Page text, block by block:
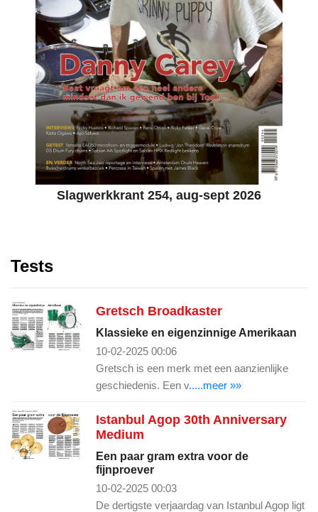
Slagwerkkrant 254, aug-sept 2026
Tests
Gretsch Broadkaster
Klassieke en eigenzinnige Amerikaan
10-02-2025 00:06
Gretsch is een merk met een aanzienlijke
geschiedenis. Een v.....meer »»
Istanbul Agop 30th Anniversary
Medium
Een paar gram extra voor de
fijnproever
10-02-2025 00:03
De dertigste verjaardag van Istanbul Agop ligt